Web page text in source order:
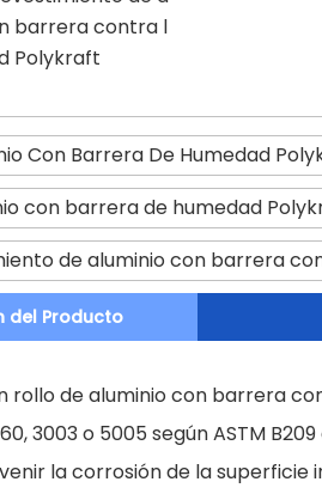
barrera contra l
Polykraft
Con Barrera De Humedad
con barrera de humedad
de aluminio con barrera
del Producto
rollo de aluminio con barrera
3003 o 5005 según ASTM B209
la corrosión de la